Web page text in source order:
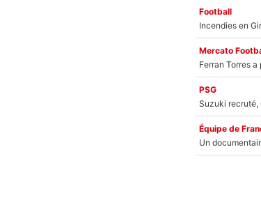
Football
Mercato
PSG
Équipe de